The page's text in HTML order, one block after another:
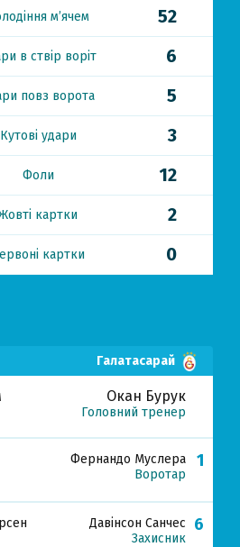
м’ячем
52
в ствір воріт
6
повз ворота
5
Кутові удари
3
Фоли
12
картки
2
картки 0
Галатасарай
Окан Бурук
Головний тренер
1
Фернандо Муслера
Воротар
6
Давінсон Санчес
Захисник